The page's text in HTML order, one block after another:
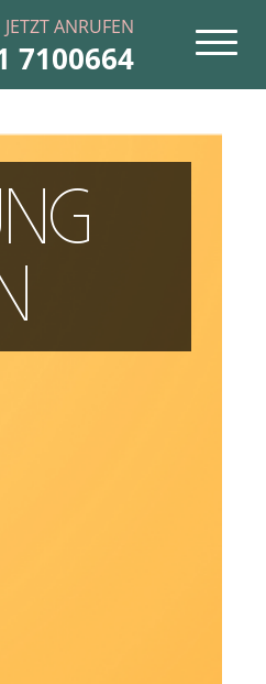
JETZT ANRUFEN
7100664